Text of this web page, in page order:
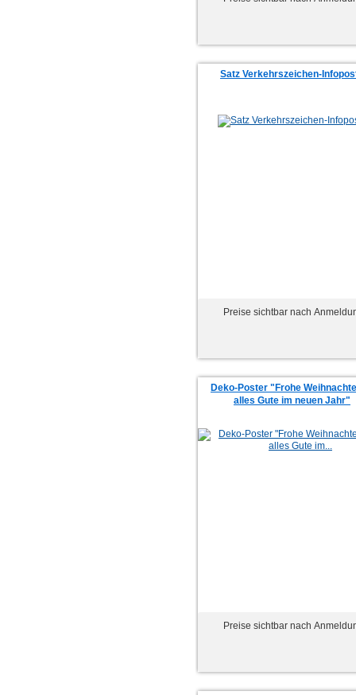
Satz Verkehrszeichen-
Preise sichtbar nach
Deko-Poster "Frohe
alles Gute im neuen Jahr"
Preise sichtbar nach